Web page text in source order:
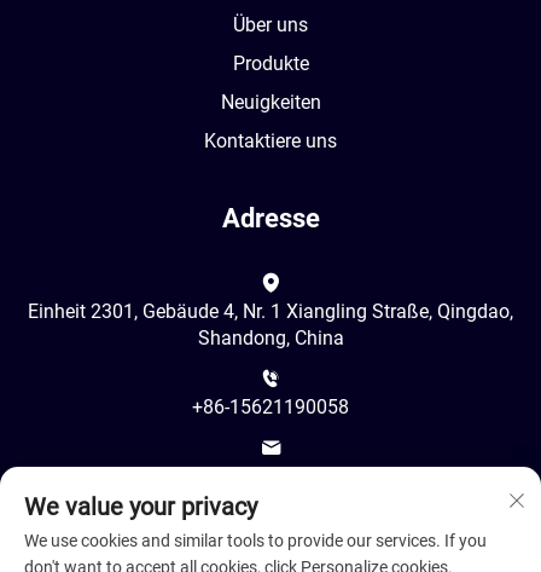
Über uns
Produkte
Neuigkeiten
Kontaktiere uns
Adresse
Einheit 2301, Gebäude 4, Nr. 1 Xiangling Straße, Qingdao,
Shandong, China
+86-15621190058
We value your privacy
We use cookies and similar tools to provide our services. If you
don't want to accept all cookies, click Personalize cookies.